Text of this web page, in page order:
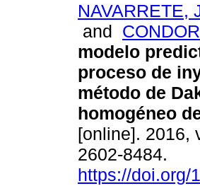
NAVARRETE,
and
modelo
proceso de
método de
homogéneo
[online]. 2016,
2602-8484.
https://doi.org/